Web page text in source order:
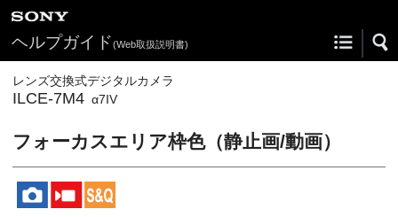
ヘルプガイド(Web取扱説明書)
レンズ交換式デジタルカメラ
ILCE-7M4 α7IV
フォーカスエリア枠色（静止画/動画）